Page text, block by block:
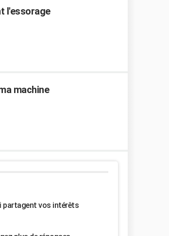
l'essorage
machine
partagent vos intérêts